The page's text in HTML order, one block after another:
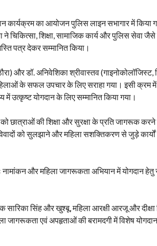
का आयोजन पुलिस लाइन सभागार में किया
चिकित्सा, शिक्षा, सामाजिक कार्य और पुलिस सेवा जैसे
पत्र देकर सम्मानित किया।
और डॉ. अनिवेशिका श्रीवास्तव
के सफल उपचार के लिए सराहा गया। इसी क्रम में
में उत्कृष्ट योगदान के लिए सम्मानित किया गया।
को छात्राओं की शिक्षा और सुरक्षा के प्रति जागरूक
को सुलझाने और महिला सशक्तिकरण से जुड़े
और महिला जागरूकता अभियान में योगदान हेतु
सारिका सिंह और खुश्बू, महिला आरक्षी आरजू और
जागरूकता एवं अपहृताओं की बरामदगी में विशेष